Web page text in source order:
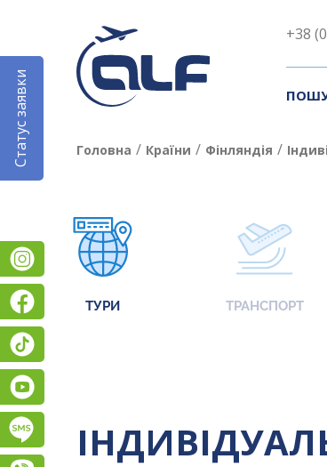
+38
Статус заявки
Instagram
Facebook
Підписатися на SMS розсилку
Головна / Країни / Фінляндія /
ТУРИ ТРАНСПОРТ